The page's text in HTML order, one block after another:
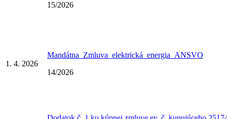
15/2026
1. 4. 2026
Mandátna_Zmluva_elektrická_energia_ANSVO
14/2026